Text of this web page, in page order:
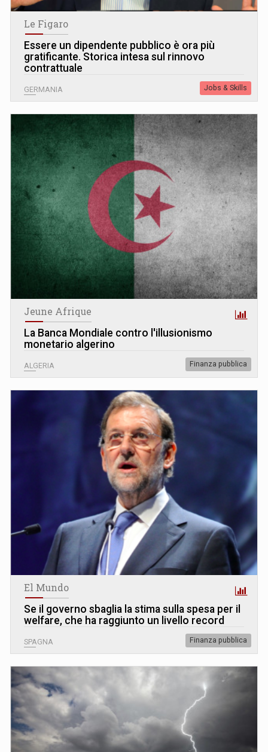
Le Figaro
Essere un dipendente pubblico è ora più
gratificante. Storica intesa sul rinnovo
contrattuale
GERMANIA Jobs & Skills
Jeune Afrique
La Banca Mondiale contro l'illusionismo
monetario algerino
ALGERIA Finanza pubblica
El Mundo
Se il governo sbaglia la stima sulla spesa per il
welfare, che ha raggiunto un livello record
SPAGNA Finanza pubblica